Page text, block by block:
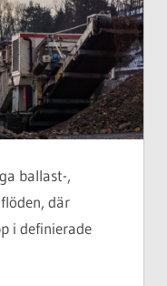
ballast-,
där
i definierade